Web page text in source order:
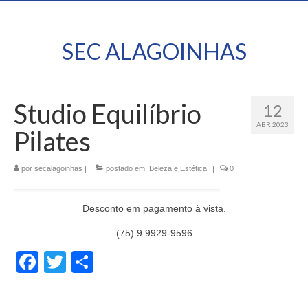
SEC ALAGOINHAS
12
ABR 2023
Studio Equilíbrio
Pilates
por secalagoinhas | postado em: Beleza e Estética | 0
Desconto em pagamento à vista.
(75) 9 9929-9596
Facebook
Twitter